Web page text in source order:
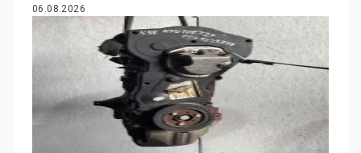
06.08.2026